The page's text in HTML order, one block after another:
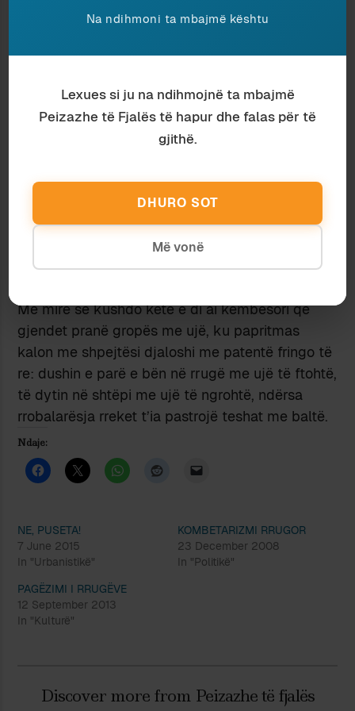
Rrugët në Shqipërikanë ende problemeedhe
dukshëm. Mirëpo në rast se ndërtuesit e rrugëve,
por mbi të gjitha porositësit, pra shteti dhe
organet vendore, do t’i kishin parasysh studimet
atëherë bashkësia vetë do të dilte e fituar.
Mirëpo është mirë që opinioni publik gjithashtu
ta dijë se cilësia e dobët e rrugëve nuk ka vetëm
kosto të drejtpërdrejta, për faktin se duhen
ribërë. Rrugët e këqija shkaktojnë shpenzime të
Më mirë se kushdo këtë e di ai këmbësori që
gjendet pranë gropës me ujë, ku papritmas
kalon me shpejtësi djaloshi me patentë fringo të
re: dushin e parë e bën në rrugë me ujë të ftohtë,
të dytin në shtëpi me ujë të ngrohtë, ndërsa
rrobalarësja rreket t’ia pastrojë teshat me baltë.
Ndaje:
NE, PUSETA!
7 June 2015
In "Urbanistikë"
KOMBETARIZMI RRUGOR
23 December 2008
In "Politikë"
PAGËZIMI I RRUGËVE
12 September 2013
In "Kulturë"
Discover more from Peizazhe të fjalës
Na ndihmoni ta mbajmë kështu
Lexues si ju na ndihmojnë ta mbajmë
Peizazhe të Fjalës të hapur dhe falas për të
gjithë.
DHURO SOT
Më vonë